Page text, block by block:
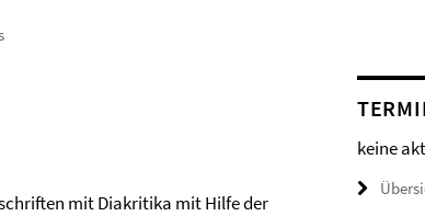
mit Diakritika mit Hilfe der
keine